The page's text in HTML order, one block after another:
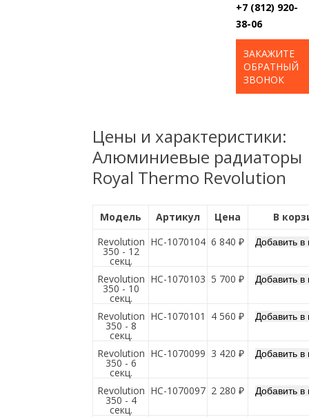
+7 (812) 920-
38-06
ЗАКАЖИТЕ
ОБРАТНЫЙ
ЗВОНОК
Цены и характеристики:
Алюминиевые радиаторы
Royal Thermo Revolution
Модель Артикул Цена
В
Revolution
350 - 12
секц.
НС-1070104 6 840 ₽
Revolution
350 - 10
секц.
НС-1070103 5 700 ₽
Revolution
350 - 8
секц.
НС-1070101 4 560 ₽
Revolution
350 - 6
секц.
НС-1070099 3 420 ₽
Revolution
350 - 4
секц.
НС-1070097 2 280 ₽